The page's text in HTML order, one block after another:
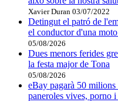
Xavier Duran 03/07/2022
Detingut el patró de
el conductor d'una
05/08/2026
Dues menors ferides
la festa major de Tona
05/08/2026
eBay pagarà 50 milions
paneroles vives, porno